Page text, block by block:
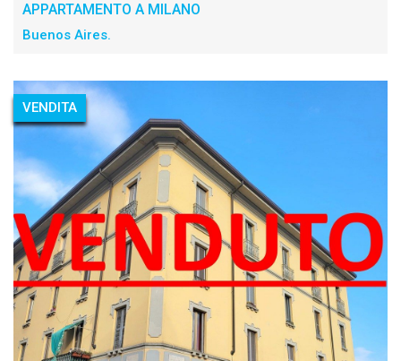
APPARTAMENTO A MILANO
Buenos Aires.
VENDITA